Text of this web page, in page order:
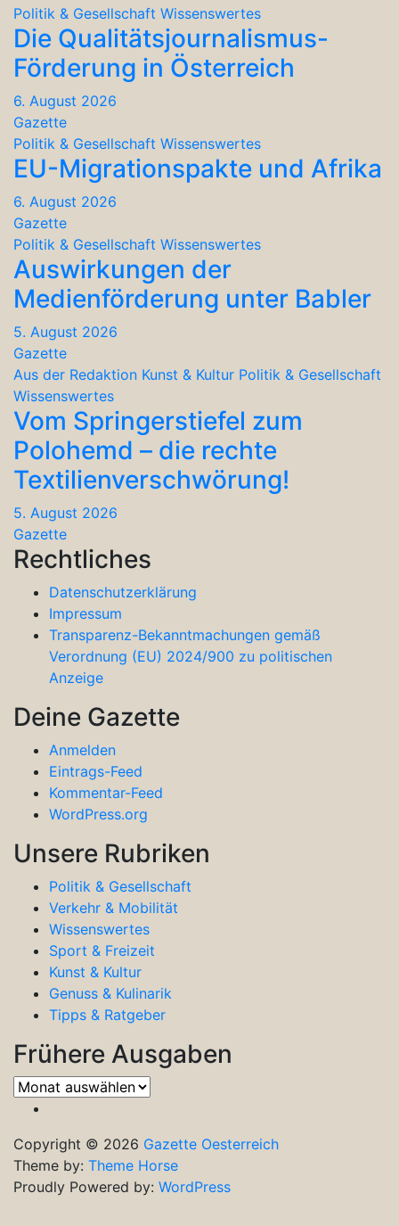
Politik & Gesellschaft Wissenswertes
Die Qualitätsjournalismus-
Förderung in Österreich
6. August 2026
Gazette
Politik & Gesellschaft Wissenswertes
EU-Migrationspakte und Afrika
6. August 2026
Gazette
Politik & Gesellschaft Wissenswertes
Auswirkungen der
Medienförderung unter Babler
5. August 2026
Gazette
Aus der Redaktion Kunst & Kultur Politik & Gesellschaft
Wissenswertes
Vom Springerstiefel zum
Polohemd – die rechte
Textilienverschwörung!
5. August 2026
Gazette
Rechtliches
Datenschutzerklärung
Impressum
Transparenz-Bekanntmachungen gemäß
Verordnung (EU) 2024/900 zu politischen
Anzeige
Deine Gazette
Anmelden
Eintrags-Feed
Kommentar-Feed
WordPress.org
Unsere Rubriken
Politik & Gesellschaft
Verkehr & Mobilität
Wissenswertes
Sport & Freizeit
Kunst & Kultur
Genuss & Kulinarik
Tipps & Ratgeber
Frühere Ausgaben
Frühere
Ausgaben
Copyright © 2026 Gazette Oesterreich
Theme by: Theme Horse
Proudly Powered by: WordPress